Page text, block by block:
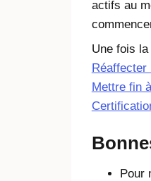
actifs au
Une fois
Réaffecter
Mettre fin
Pour